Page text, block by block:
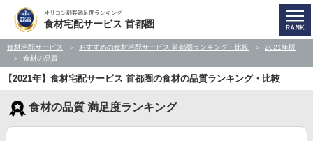
オリコン顧客満足度ランキング
食材宅配サービス 首都圏
食材宅配サービス おすすめの食材宅配サービス 首都圏ランキング・比較
2021年版
食材の品質
【2021年】食材宅配サービス 首都圏の食材の品質ランキング・比較
食材の品質 満足度ランキング